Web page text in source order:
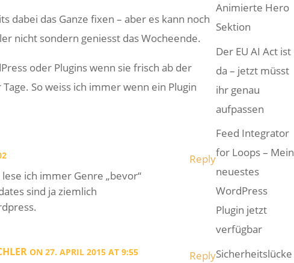
dabei das Ganze fixen – aber es kann noch
nicht sondern geniesst das Wocheende.
oder Plugins wenn sie frisch ab der
So weiss ich immer wenn ein Plugin
ich immer Genre „bevor“
sind ja ziemlich
Reply
ON 27. APRIL 2015 AT 9:55 Reply
Animierte Hero
Sektion
Der EU AI Act ist
da – jetzt müsst
ihr genau
aufpassen
Feed Integrator
for Loops – Mein
neuestes
WordPress
Plugin jetzt
verfügbar
Sicherheitslücke